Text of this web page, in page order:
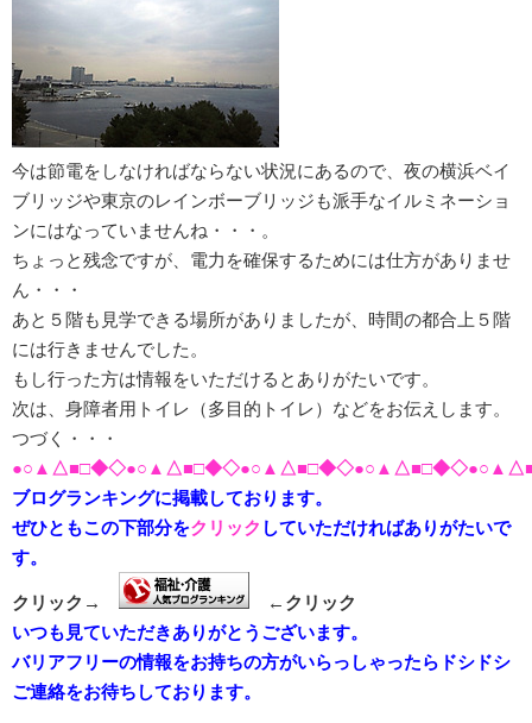
今は節電をしなければならない状況にあるので、夜の横浜ベイ
ブリッジや東京のレインボーブリッジも派手なイルミネーショ
ンにはなっていませんね・・・。
ちょっと残念ですが、電力を確保するためには仕方がありませ
ん・・・
あと５階も見学できる場所がありましたが、時間の都合上５階
には行きませんでした。
もし行った方は情報をいただけるとありがたいです。
次は、身障者用トイレ（多目的トイレ）などをお伝えします。
つづく・・・
ブログランキングに掲載しております。
ぜひともこの下部分をクリック していただければありがたいで
す。
クリック→
←クリック
いつも見ていただきありがとうございます。
バリアフリーの情報をお持ちの方がいらっしゃったらドシドシ
ご連絡をお待ちしております。